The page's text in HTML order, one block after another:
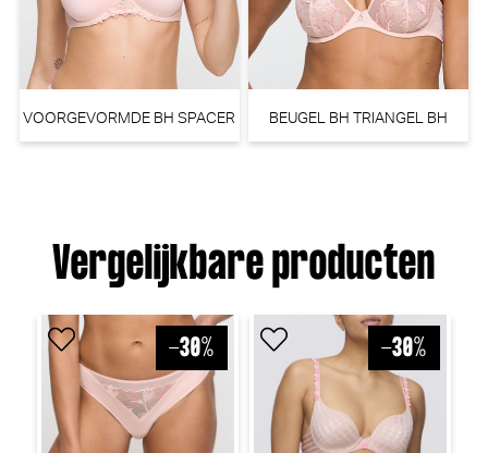
VOORGEVORMDE BH SPACER BEUGEL BH TRIANGEL BH
Vergelijkbare producten